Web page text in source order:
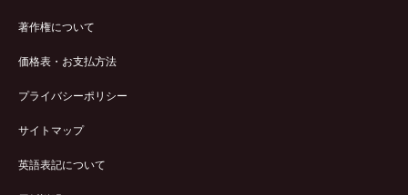
著作権について
価格表・お支払方法
プライバシーポリシー
サイトマップ
英語表記について